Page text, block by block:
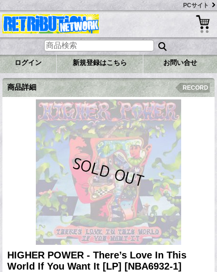
PCサイト
ログイン 新規登録はこちら お問い合せ
商品詳細 RECORD
HIGHER POWER - There’s Love In This
World If You Want It [LP] [NBA6932-1]